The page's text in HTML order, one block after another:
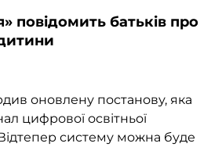
повідомить батьків про
оновлену постанову, яка
цифрової освітньої
систему можна буде